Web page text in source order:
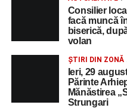
Consilier
facă muncă
biserică,
volan
ȘTIRI DIN ZONĂ
Ieri, 29
Părinte
Mănăstirea
Strungari